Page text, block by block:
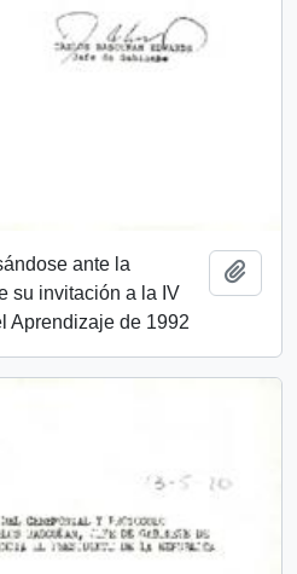
ante la
su invitación a la IV
Aprendizaje de 1992